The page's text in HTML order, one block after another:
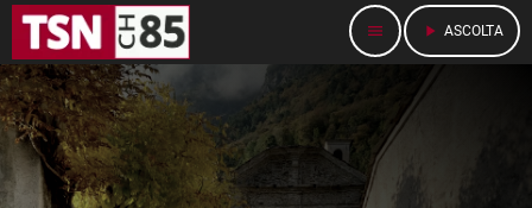
menu play_arrow ASCOLTA